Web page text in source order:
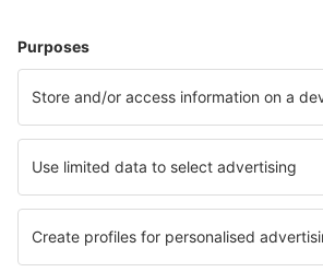
Unterkunft in Big Bear Lake Unterkunft
Die besten Unterkünfte - Städte
Unterkunft in Palagonia Unterkunft in